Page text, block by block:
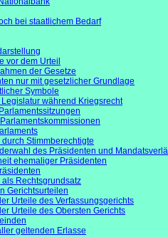
bei staatlichem Bedarf
vor dem Urteil
der Gesetze
nur mit gesetzlicher Grundlage
Symbole
während Kriegsrecht
Stimmberechtigte
des Präsidenten und
ehemaliger Präsidenten
Rechtsgrundsatz
Gerichtsurteilen
Urteile des Verfassungsgerichts
Urteile des Obersten Gerichts
geltenden Erlasse